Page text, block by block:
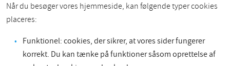
Når du besøger vores hjemmeside, kan følgende typer cookies
placeres:
Funktionel: cookies, der sikrer, at vores sider fungerer
korrekt. Du kan tænke på funktioner såsom oprettelse af